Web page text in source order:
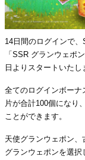
14日間のログインで
「SSR グランウェポ
日よりスタートいたし
全てのログインボー
片が合計100個になり
ことができます。
天使グランウェポン
グランウェポンを選